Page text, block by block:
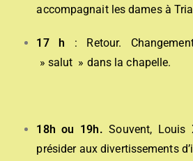
accompagnait les dames à
17 h : Retour.
» salut » dans la chapelle.
18h ou 19h. Souvent,
présider aux divertissements